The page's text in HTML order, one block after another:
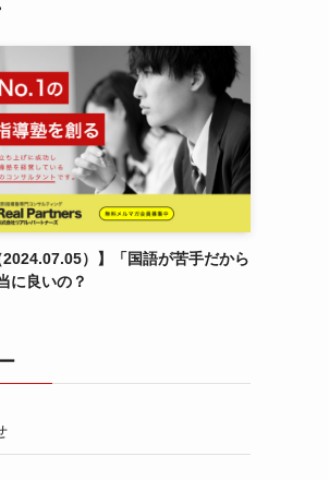
2024.07.05）】「国語が苦手だから
に良いの？